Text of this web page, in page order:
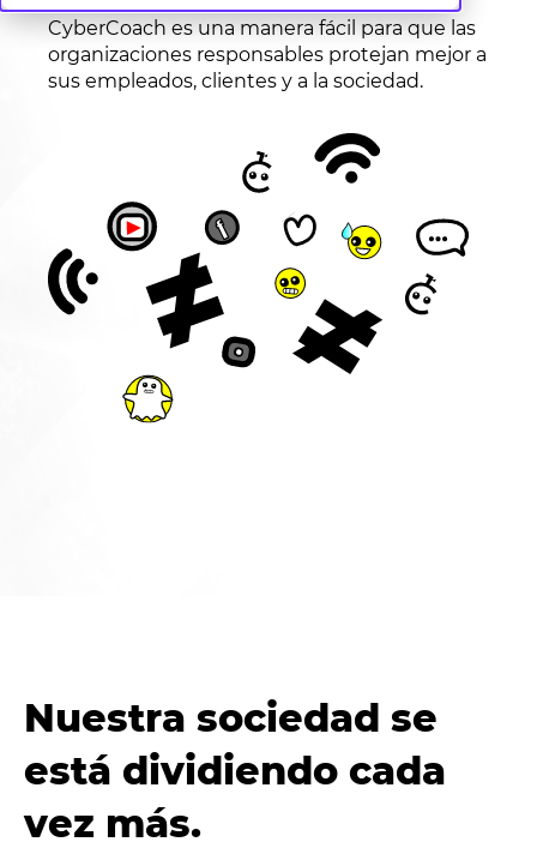
CyberCoach es una manera fácil para que las
organizaciones responsables protejan mejor a
sus empleados, clientes y a la sociedad.
Nuestra sociedad se
está dividiendo cada
vez más.